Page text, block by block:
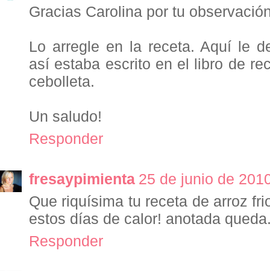
Gracias Carolina por tu
Lo arregle en la receta. Aquí le
así estaba escrito en el libro de
cebolleta.
Un saludo!
Responder
fresaypimienta 25 de junio de
Que riquísima tu receta de arroz
estos días de calor! anotada
Responder